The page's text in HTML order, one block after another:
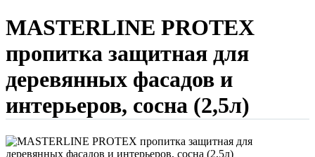
MASTERLINE PROTEX
пропитка защитная для
деревянных фасадов и
интерьеров, сосна (2,5л)